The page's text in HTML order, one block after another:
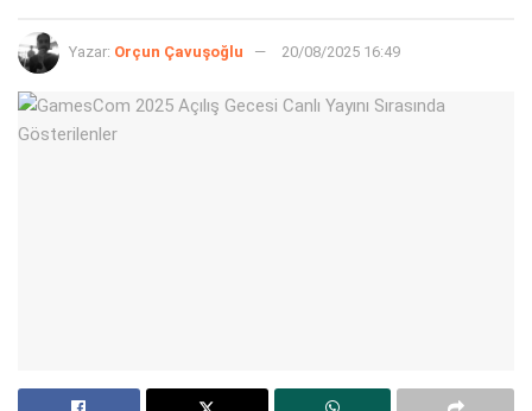
Yazar: Orçun Çavuşoğlu 20/08/2025 16:49